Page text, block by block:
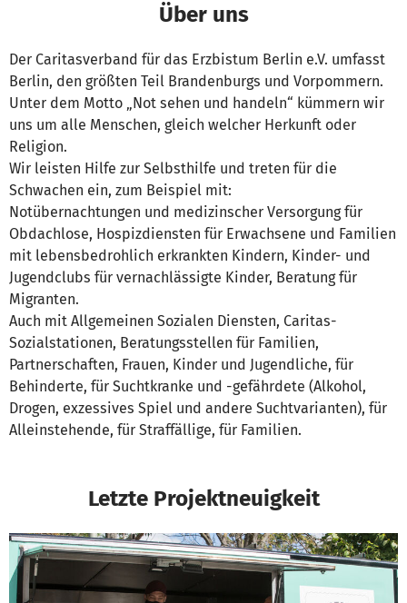
Über uns
Der Caritasverband für das Erzbistum Berlin e.V. umfasst
Berlin, den größten Teil Brandenburgs und Vorpommern.
Unter dem Motto „Not sehen und handeln“ kümmern wir
uns um alle Menschen, gleich welcher Herkunft oder
Religion.
Wir leisten Hilfe zur Selbsthilfe und treten für die
Schwachen ein, zum Beispiel mit:
Notübernachtungen und medizinscher Versorgung für
Obdachlose, Hospizdiensten für Erwachsene und Familien
mit lebensbedrohlich erkrankten Kindern, Kinder- und
Jugendclubs für vernachlässigte Kinder, Beratung für
Migranten.
Auch mit Allgemeinen Sozialen Diensten, Caritas-
Sozialstationen, Beratungsstellen für Familien,
Partnerschaften, Frauen, Kinder und Jugendliche, für
Behinderte, für Suchtkranke und -gefährdete (Alkohol,
Drogen, exzessives Spiel und andere Suchtvarianten), für
Alleinstehende, für Straffällige, für Familien.
Letzte Projektneuigkeit